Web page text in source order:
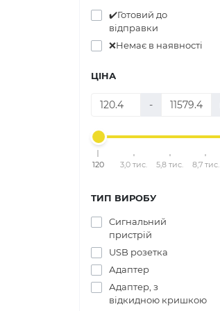
✔️Готовий до
відправки
❌Немає в наявності
ЦІНА
-
120 3,0 тис. 5,8 тис. 8,7 тис.
ТИП ВИРОБУ
Cигнальний
пристрій
USB розетка
Адаптер
Адаптер, з
відкидною кришкою